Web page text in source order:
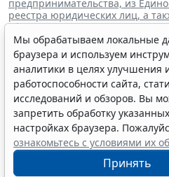
предпринимательства, из
реестра юридических лиц, а
оформлению указанных
Читайте также:
ВС РФ поддержал заявителя в
внесении записи в ЕГРЮЛ
Суд обязал заключить
отказа в приеме незаконным
Резидентам РФ указали на
открытии счетов за границей
Обеспечительный платеж в
расходах по УСН
Мы обрабатываем локальные
браузера и используем
аналитики в целях улучшения
работоспособности сайта,
исследований и обзоров. Вы
запретить обработку
настройках браузера.
ознакомьтесь с условиями их
Принять